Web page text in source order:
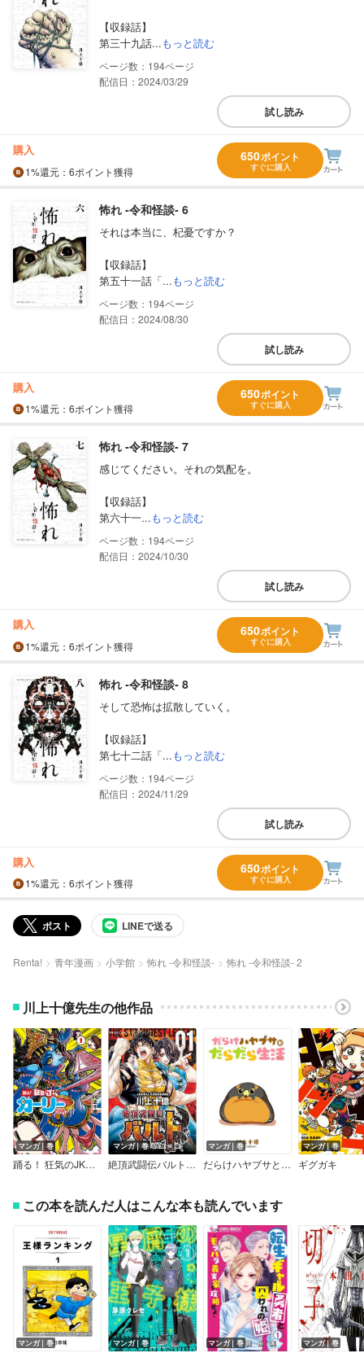
【収録話】
第三十九話...もっと読む
194
配信日：2024/03/29
試し読み
購入
1%還元 ：6ポイント獲得
650ポイント
すぐに購入
怖れ ‐令和怪談‐ 6
それは本当に、杞憂ですか？
【収録話】
第五十一話「...もっと読む
194
配信日：2024/08/30
試し読み
購入
1%還元 ：6ポイント獲得
650ポイント
すぐに購入
怖れ ‐令和怪談‐ 7
感じてください。それの気配を。
【収録話】
第六十一...もっと読む
194
配信日：2024/10/30
試し読み
購入
1%還元 ：6ポイント獲得
650ポイント
すぐに購入
怖れ ‐令和怪談‐ 8
そして恐怖は拡散していく。
【収録話】
第七十二話「...もっと読む
194
配信日：2024/11/29
試し読み
購入
1%還元 ：6ポイント獲得
650ポイント
すぐに購入
ポスト LINEで送る
Renta! 青年漫画 小学館 怖れ ‐令和怪談‐ 怖れ ‐令和怪談‐ 2
川上十億先生の他作品
マンガ｜巻
踊る！ 狂気のJKカーリーちゃん
マンガ｜巻
絶頂武闘伝バルト ‐バカでもなれる人類最強‐
マンガ｜巻
だらけハヤブサとだらだら生活
マンガ｜巻
ギグガキ
この本を読んだ人はこんな本も読んでいます
マンガ｜巻 マンガ｜巻 マンガ｜巻 マンガ｜巻